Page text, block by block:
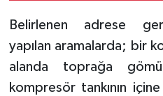
Belirlenen adrese
yapılan aramalarda; bir
alanda toprağa
kompresör tankının